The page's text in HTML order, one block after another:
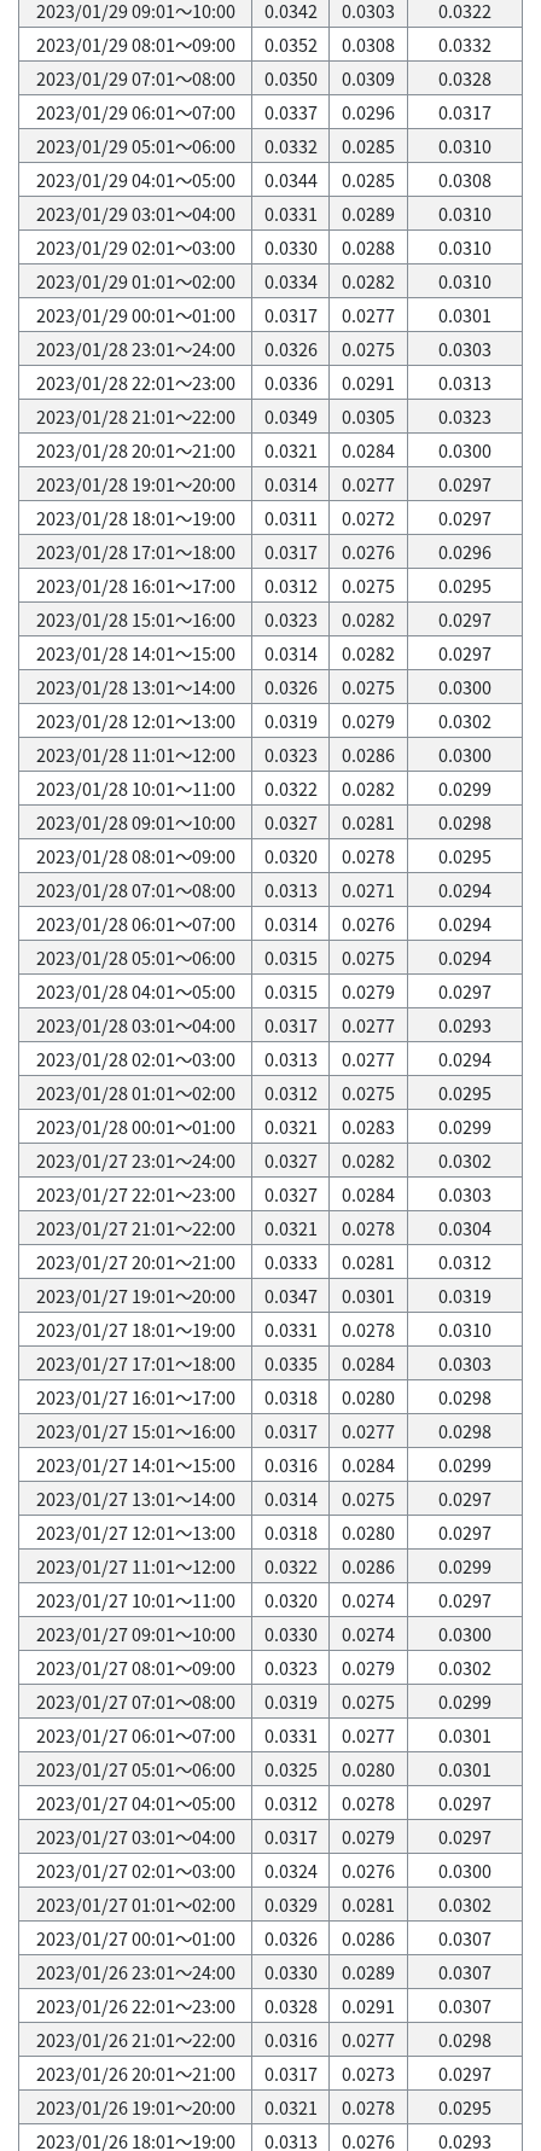
2023/01/29 09:01～10:00
0.0342 0.0303
0.0322
2023/01/29 08:01～09:00
0.0352 0.0308
0.0332
2023/01/29 07:01～08:00
0.0350 0.0309
0.0328
2023/01/29 06:01～07:00
0.0337 0.0296
0.0317
2023/01/29 05:01～06:00
0.0332 0.0285
0.0310
2023/01/29 04:01～05:00
0.0344 0.0285
0.0308
2023/01/29 03:01～04:00
0.0331 0.0289
0.0310
2023/01/29 02:01～03:00
0.0330 0.0288
0.0310
2023/01/29 01:01～02:00
0.0334 0.0282
0.0310
2023/01/29 00:01～01:00
0.0317 0.0277
0.0301
2023/01/28 23:01～24:00
0.0326 0.0275
0.0303
2023/01/28 22:01～23:00
0.0336 0.0291
0.0313
2023/01/28 21:01～22:00
0.0349 0.0305
0.0323
2023/01/28 20:01～21:00
0.0321 0.0284
0.0300
2023/01/28 19:01～20:00
0.0314 0.0277
0.0297
2023/01/28 18:01～19:00
0.0311 0.0272
0.0297
2023/01/28 17:01～18:00
0.0317 0.0276
0.0296
2023/01/28 16:01～17:00
0.0312 0.0275
0.0295
2023/01/28 15:01～16:00
0.0323 0.0282
0.0297
2023/01/28 14:01～15:00
0.0314 0.0282
0.0297
2023/01/28 13:01～14:00
0.0326 0.0275
0.0300
2023/01/28 12:01～13:00
0.0319 0.0279
0.0302
2023/01/28 11:01～12:00
0.0323 0.0286
0.0300
2023/01/28 10:01～11:00
0.0322 0.0282
0.0299
2023/01/28 09:01～10:00
0.0327 0.0281
0.0298
2023/01/28 08:01～09:00
0.0320 0.0278
0.0295
2023/01/28 07:01～08:00
0.0313 0.0271
0.0294
2023/01/28 06:01～07:00
0.0314 0.0276
0.0294
2023/01/28 05:01～06:00
0.0315 0.0275
0.0294
2023/01/28 04:01～05:00
0.0315 0.0279
0.0297
2023/01/28 03:01～04:00
0.0317 0.0277
0.0293
2023/01/28 02:01～03:00
0.0313 0.0277
0.0294
2023/01/28 01:01～02:00
0.0312 0.0275
0.0295
2023/01/28 00:01～01:00
0.0321 0.0283
0.0299
2023/01/27 23:01～24:00
0.0327 0.0282
0.0302
2023/01/27 22:01～23:00
0.0327 0.0284
0.0303
2023/01/27 21:01～22:00
0.0321 0.0278
0.0304
2023/01/27 20:01～21:00
0.0333 0.0281
0.0312
2023/01/27 19:01～20:00
0.0347 0.0301
0.0319
2023/01/27 18:01～19:00
0.0331 0.0278
0.0310
2023/01/27 17:01～18:00
0.0335 0.0284
0.0303
2023/01/27 16:01～17:00
0.0318 0.0280
0.0298
2023/01/27 15:01～16:00
0.0317 0.0277
0.0298
2023/01/27 14:01～15:00
0.0316 0.0284
0.0299
2023/01/27 13:01～14:00
0.0314 0.0275
0.0297
2023/01/27 12:01～13:00
0.0318 0.0280
0.0297
2023/01/27 11:01～12:00
0.0322 0.0286
0.0299
2023/01/27 10:01～11:00
0.0320 0.0274
0.0297
2023/01/27 09:01～10:00
0.0330 0.0274
0.0300
2023/01/27 08:01～09:00
0.0323 0.0279
0.0302
2023/01/27 07:01～08:00
0.0319 0.0275
0.0299
2023/01/27 06:01～07:00
0.0331 0.0277
0.0301
2023/01/27 05:01～06:00
0.0325 0.0280
0.0301
2023/01/27 04:01～05:00
0.0312 0.0278
0.0297
2023/01/27 03:01～04:00
0.0317 0.0279
0.0297
2023/01/27 02:01～03:00
0.0324 0.0276
0.0300
2023/01/27 01:01～02:00
0.0329 0.0281
0.0302
2023/01/27 00:01～01:00
0.0326 0.0286
0.0307
2023/01/26 23:01～24:00
0.0330 0.0289
0.0307
2023/01/26 22:01～23:00
0.0328 0.0291
0.0307
2023/01/26 21:01～22:00
0.0316 0.0277
0.0298
2023/01/26 20:01～21:00
0.0317 0.0273
0.0297
2023/01/26 19:01～20:00
0.0321 0.0278
0.0295
2023/01/26 18:01～19:00
0.0313 0.0276 0.0293